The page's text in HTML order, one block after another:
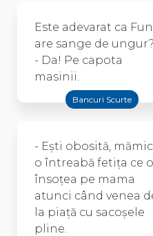
Este adevarat ca
are sange de ungur?
- Da! Pe capota
masinii.
Bancuri Scurte
- Eşti obosită,
o întreabă fetiţa ce o
însoţea pe mama
atunci când venea
la piaţă cu sacoşele
pline.